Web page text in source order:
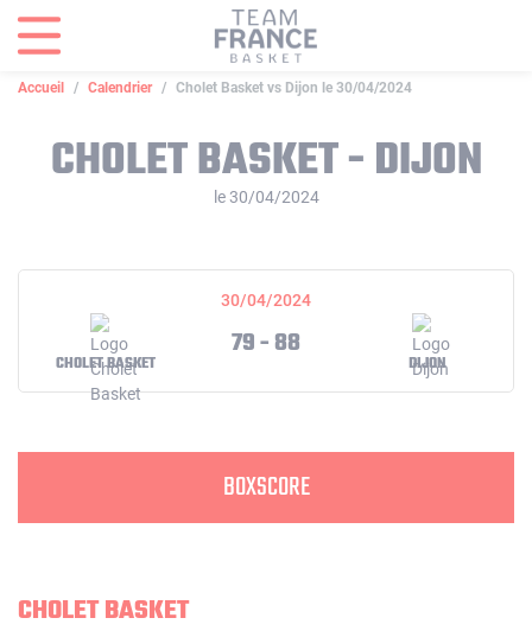
Accueil Calendrier Cholet Basket vs Dijon le 30/04/2024
CHOLET BASKET - DIJON
le 30/04/2024
30/04/2024
CHOLET BASKET
79 - 88
DIJON
BOXSCORE
CHOLET BASKET
Panneau de gestion des cookies